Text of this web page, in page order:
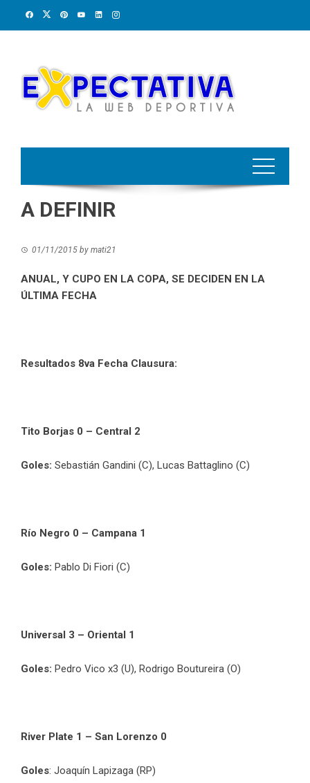
A DEFINIR
01/11/2015 by mati21
ANUAL, Y CUPO EN LA COPA, SE DECIDEN EN LA
ÚLTIMA FECHA
Resultados 8va Fecha Clausura:
Tito Borjas 0 – Central 2
Goles: Sebastián Gandini (C), Lucas Battaglino (C)
Río Negro 0 – Campana 1
Goles: Pablo Di Fiori (C)
Universal 3 – Oriental 1
Goles: Pedro Vico x3 (U), Rodrigo Boutureira (O)
River Plate 1 – San Lorenzo 0
Goles: Joaquín Lapizaga (RP)